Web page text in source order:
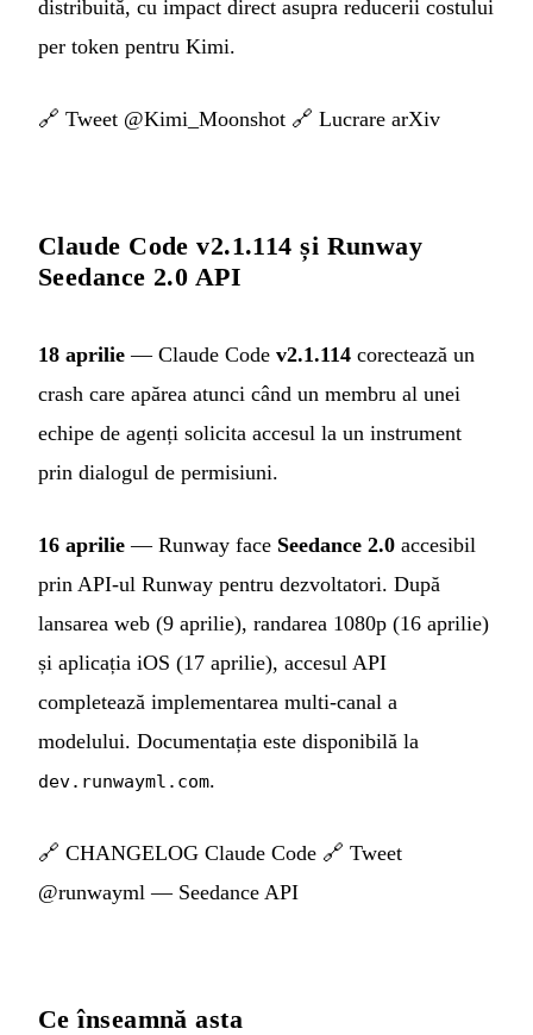
distribuită, cu impact direct asupra reducerii costului
per token pentru Kimi.
🔗 Tweet @Kimi_Moonshot 🔗 Lucrare arXiv
Claude Code v2.1.114 și Runway
Seedance 2.0 API
18 aprilie — Claude Code v2.1.114 corectează un
crash care apărea atunci când un membru al unei
echipe de agenți solicita accesul la un instrument
prin dialogul de permisiuni.
16 aprilie — Runway face Seedance 2.0 accesibil
prin API-ul Runway pentru dezvoltatori. După
lansarea web (9 aprilie), randarea 1080p (16 aprilie)
și aplicația iOS (17 aprilie), accesul API
completează implementarea multi-canal a
modelului. Documentația este disponibilă la
dev.runwayml.com.
🔗 CHANGELOG Claude Code 🔗 Tweet
@runwayml — Seedance API
Ce înseamnă asta